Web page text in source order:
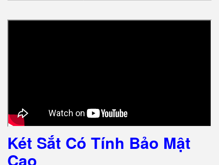
Két Sắt Có Tính Bảo Mật
Cao